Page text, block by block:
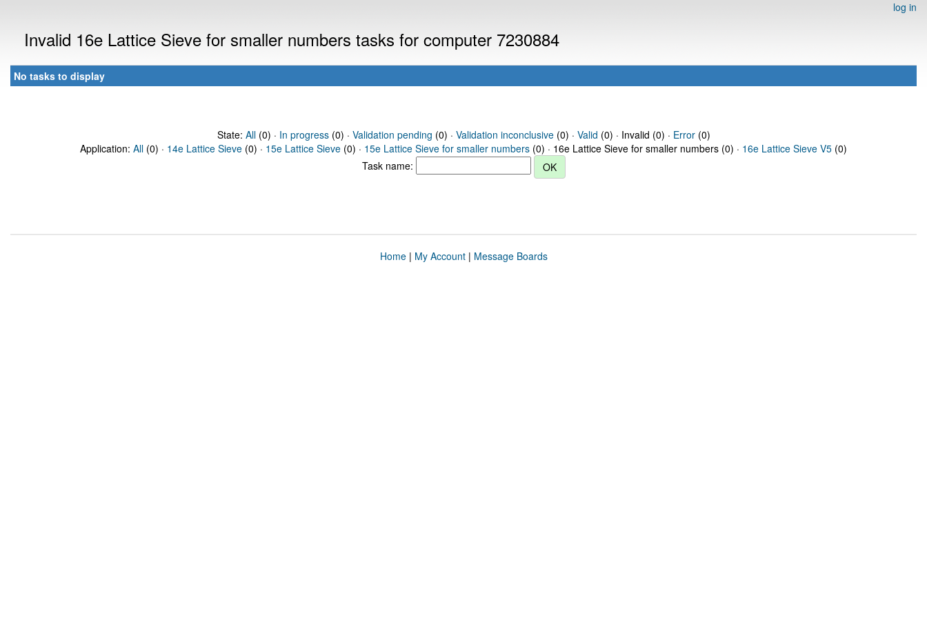
log in
Invalid 16e Lattice Sieve for smaller numbers tasks for computer 7230884
No tasks to display
State: All(0) · In progress(0) · Validation pending (0) · Validation inconclusive(0) · Valid (0) · Invalid (0) · Error(0)
Application: All (0) · 14e Lattice Sieve (0) · 15e Lattice Sieve (0) · 15e Lattice Sieve for smaller numbers (0) · 16e Lattice Sieve for smaller numbers (0) · 16e Lattice Sieve V5 (0)
Task name:
Home| My Account| Message Boards